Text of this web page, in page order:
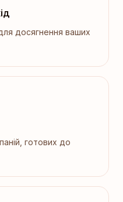
досягнення ваших
готових до